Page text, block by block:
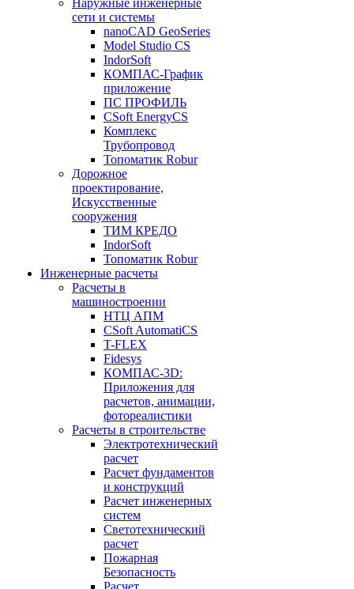
Наружные инженерные
сети и системы
nanoCAD GeoSeries
Model Studio CS
IndorSoft
КОМПАС-График
приложение
ПС ПРОФИЛЬ
CSoft EnergyCS
Комплекс
Трубопровод
Топоматик Robur
Дорожное
проектирование,
Искусственные
сооружения
ТИМ КРЕДО
IndorSoft
Топоматик Robur
Инженерные расчеты
Расчеты в
машиностроении
НТЦ АПМ
CSoft AutomatiCS
T-FLEX
Fidesys
КОМПАС-3D:
Приложения для
расчетов, анимации,
фотореалистики
Расчеты в строительстве
Электротехнический
расчет
Расчет фундаментов
и конструкций
Расчет инженерных
систем
Светотехнический
расчет
Пожарная
Безопасность
Расчет